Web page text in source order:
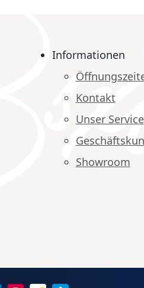
Informationen
Kontakt
Unser Service
Showroom